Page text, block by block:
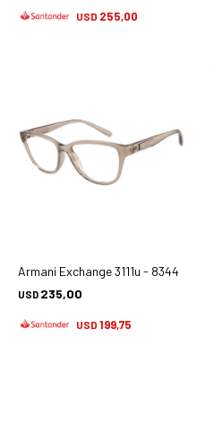
USD 255,00
Armani Exchange 3111u - 8344
USD 235,00
USD 199,75